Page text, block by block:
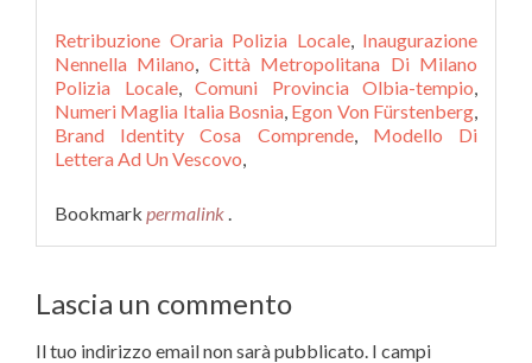
Retribuzione Oraria Polizia Locale, Inaugurazione
Nennella Milano, Città Metropolitana Di Milano
Polizia Locale, Comuni Provincia Olbia-tempio,
Numeri Maglia Italia Bosnia, Egon Von Fürstenberg,
Brand Identity Cosa Comprende, Modello Di
Lettera Ad Un Vescovo,
Bookmark permalink .
Lascia un commento
Il tuo indirizzo email non sarà pubblicato. I campi